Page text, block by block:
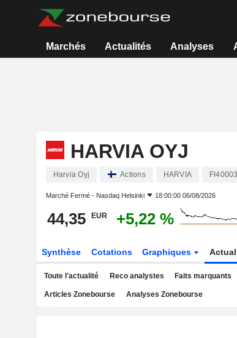
Marchés Actualités Analyses
HARVIA OYJ
Harvia Oyj Actions HARVIA
Marché Fermé - Nasdaq Helsinki 18:00:00 06/08/2026
44,35 EUR +5,22 %
Synthèse Cotations Graphiques
Toute l'actualité Reco analystes Faits marquants
Articles Zonebourse Analyses Zonebourse